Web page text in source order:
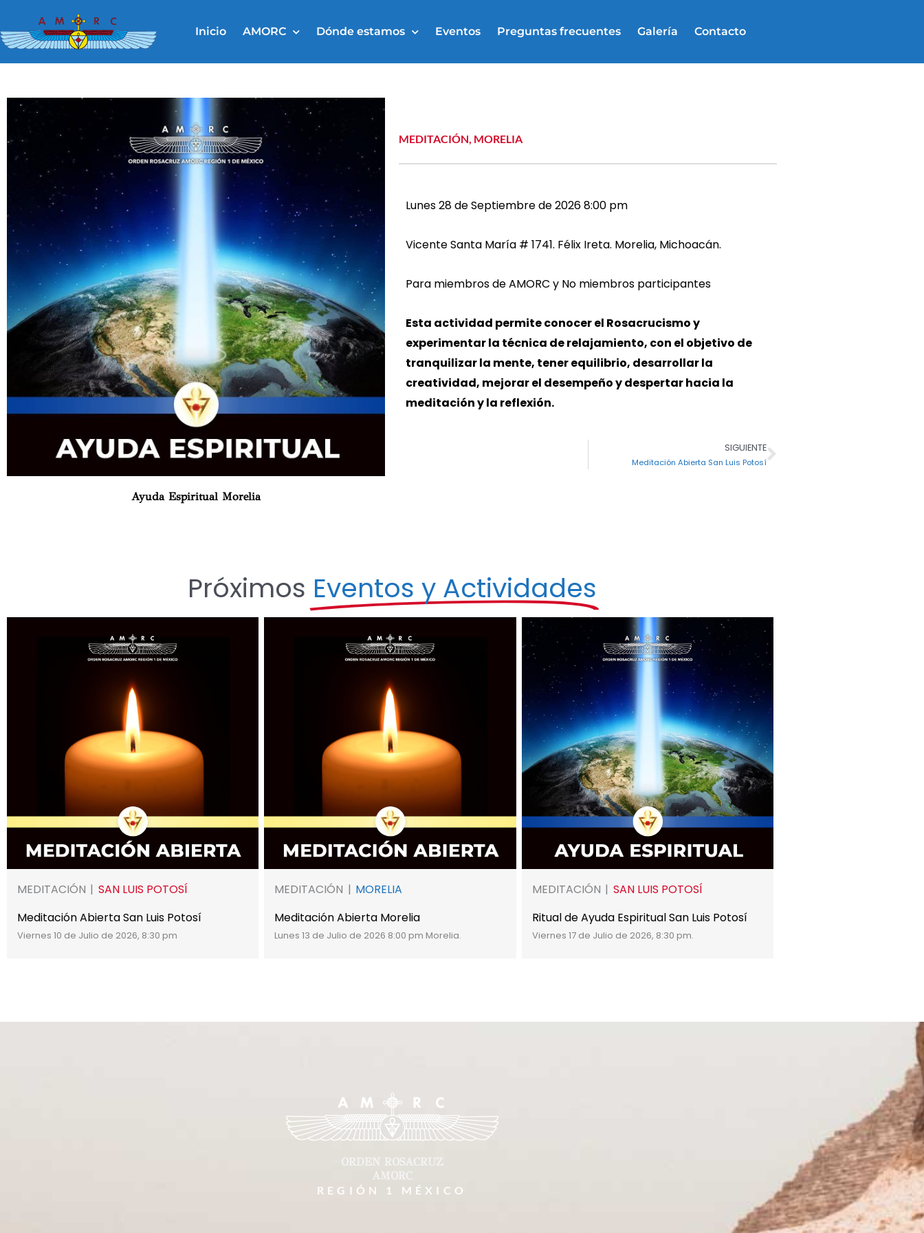
al
contenido
Inicio AMORC Dónde estamos Eventos Preguntas frecuentes Galería Contacto
Ayuda Espiritual Morelia
MEDITACIÓN, MORELIA
Lunes 28 de Septiembre de 2026 8:00 pm
Vicente Santa María # 1741. Félix Ireta. Morelia, Michoacán.
Para miembros de AMORC y No miembros participantes
Esta actividad permite conocer el Rosacrucismo y
experimentar la técnica de relajamiento, con el objetivo de
tranquilizar la mente, tener equilibrio, desarrollar la
creatividad, mejorar el desempeño y despertar hacia la
meditación y la reflexión.
SIGUIENTE
Meditación Abierta San Luis PotosíSiguiente
Próximos Eventos y Actividades
MEDITACIÓN
SAN LUIS POTOSÍ
Meditación Abierta San Luis Potosí
Viernes 10 de Julio de 2026, 8:30 pm
MEDITACIÓN
MORELIA
Meditación Abierta Morelia
Lunes 13 de Julio de 2026 8:00 pm Morelia.
MEDITACIÓN
SAN LUIS POTOSÍ
Ritual de Ayuda Espiritual San Luis Potosí
Viernes 17 de Julio de 2026, 8:30 pm.
ORDEN ROSACRUZ
AMORC
REGIÓN 1 MÉXICO